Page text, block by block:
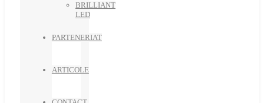
BRILLIANT
LED
PARTENERIAT
ARTICOLE